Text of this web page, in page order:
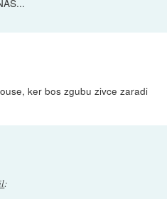
ker bos zgubu zivce zaradi
: